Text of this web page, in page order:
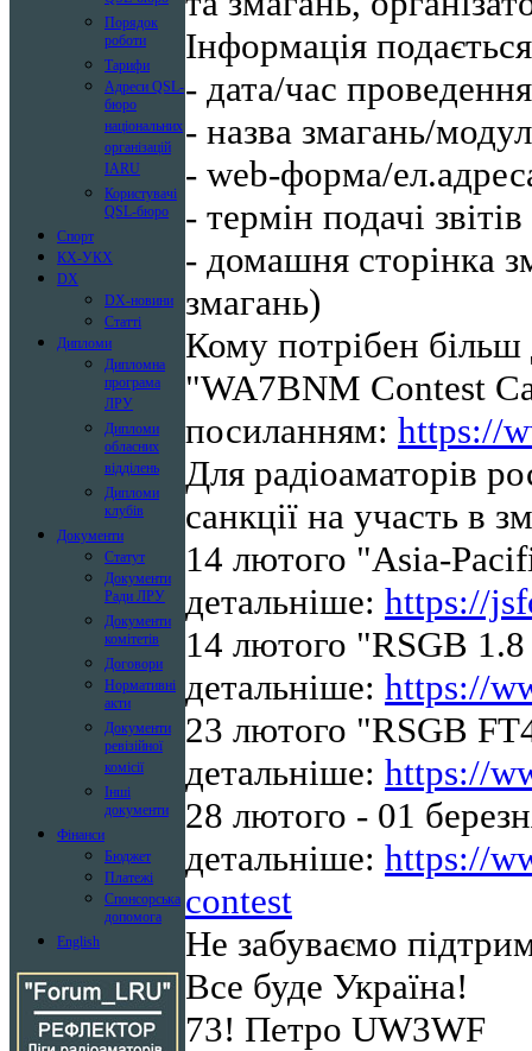
Порядок
роботи
Тарифи
Адреси QSL-
бюро
національних
організацій
IARU
Користувачі
QSL-бюро
Спорт
КХ-УКХ
DX
DX-новини
Статті
Дипломи
Дипломна
програма
ЛРУ
Дипломи
обласних
відділень
Дипломи
клубів
Документи
Статут
Документи
Ради ЛРУ
Документи
комітетів
Договори
Нормативні
акти
Документи
ревізійної
комісії
Інші
документи
Фінанси
Бюджет
Платежі
Спонсорська
допомога
English
Інформація
- дата/час проведення
- назва змагань/
- web-форма/
- термін подачі звітів
- домашня сторінка
змагань)
Кому потрібен
"WA7BNM Contest
посиланням: https://
Для радіоаматорів
санкції на участь в
14 лютого "Asia-
детальніше: https://
14 лютого "RSGB
детальніше: https://
23 лютого "RSGB
детальніше: https://
28 лютого - 01
детальніше: https://
contest
Не забуваємо
Все буде Україна!
73! Петро UW3WF